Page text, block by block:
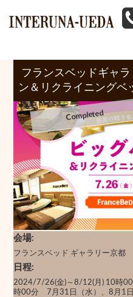
HOME >イベント情報 >フラン
フランスベッドギャ
ン＆リクライニングベ
会場
フランスベッド ギャラリー京都
日程
2024/7/26(金)～8/12(月) 10
時00分 7月31日（水）、8月1日